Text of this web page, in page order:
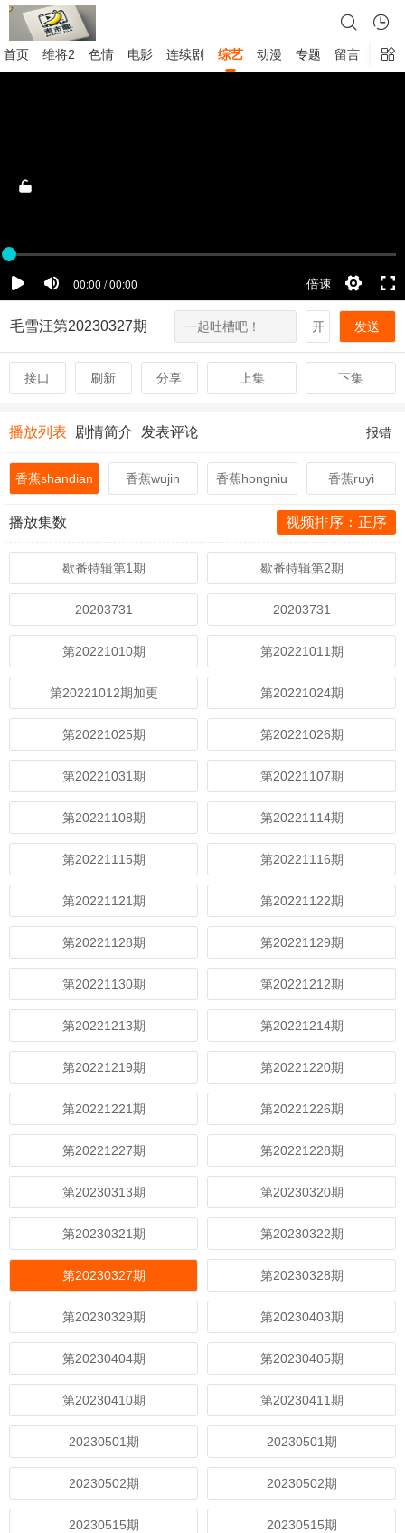
首页 维将2 色情 电影 连续剧 综艺 动漫 专题 留言
毛雪汪第20230327期 开 发送
接口 刷新 分享 上集 下集
播放列表 剧情简介 发表评论 报错
香蕉shandian 香蕉wujin 香蕉hongniu 香蕉ruyi
播放集数 视频排序：正序
歇番特辑第1期 歇番特辑第2期
20203731 20203731
第20221010期 第20221011期
第20221012期加更 第20221024期
第20221025期 第20221026期
第20221031期 第20221107期
第20221108期 第20221114期
第20221115期 第20221116期
第20221121期 第20221122期
第20221128期 第20221129期
第20221130期 第20221212期
第20221213期 第20221214期
第20221219期 第20221220期
第20221221期 第20221226期
第20221227期 第20221228期
第20230313期 第20230320期
第20230321期 第20230322期
第20230327期 第20230328期
第20230329期 第20230403期
第20230404期 第20230405期
第20230410期 第20230411期
20230501期 20230501期
20230502期 20230502期
20230515期 20230515期